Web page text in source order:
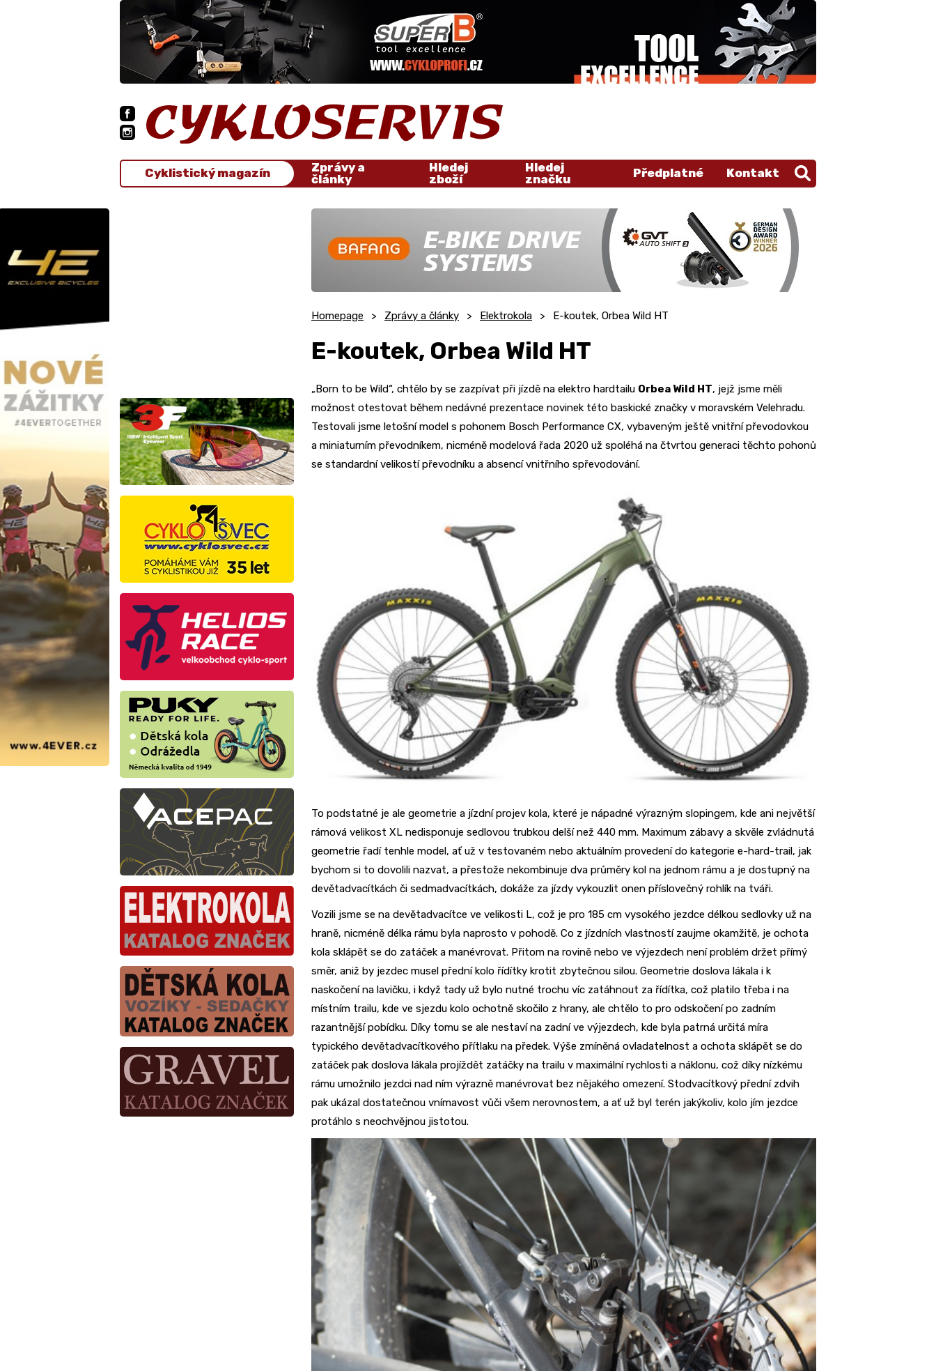
Cyklistický magazín
Zprávy a
články
Hledej
zboží
Hledej
značku
Předplatné Kontakt
Homepage Zprávy a články Elektrokola E-koutek, Orbea Wild HT
E-koutek, Orbea Wild HT
„Born to be Wild“, chtělo by se zazpívat při jízdě na elektro hardtailu Orbea Wild HT, jejž jsme měli
možnost otestovat během nedávné prezentace novinek této baskické značky v moravském Velehradu.
Testovali jsme letošní model s pohonem Bosch Performance CX, vybaveným ještě vnitřní převodovkou
a miniaturním převodníkem, nicméně modelová řada 2020 už spoléhá na čtvrtou generaci těchto pohonů
se standardní velikostí převodníku a absencí vnitřního spřevodování.
To podstatné je ale geometrie a jízdní projev kola, které je nápadné výrazným slopingem, kde ani největší
rámová velikost XL nedisponuje sedlovou trubkou delší než 440 mm. Maximum zábavy a skvěle zvládnutá
geometrie řadí tenhle model, ať už v testovaném nebo aktuálním provedení do kategorie e-hard-trail, jak
bychom si to dovolili nazvat, a přestože nekombinuje dva průměry kol na jednom rámu a je dostupný na
devětadvacítkách či sedmadvacítkách, dokáže za jízdy vykouzlit onen příslovečný rohlík na tváři.
Vozili jsme se na devětadvacítce ve velikosti L, což je pro 185 cm vysokého jezdce délkou sedlovky už na
hraně, nicméně délka rámu byla naprosto v pohodě. Co z jízdních vlastností zaujme okamžitě, je ochota
kola sklápět se do zatáček a manévrovat. Přitom na rovině nebo ve výjezdech není problém držet přímý
směr, aniž by jezdec musel přední kolo řídítky krotit zbytečnou silou. Geometrie doslova lákala i k
naskočení na lavičku, i když tady už bylo nutné trochu víc zatáhnout za řídítka, což platilo třeba i na
místním trailu, kde ve sjezdu kolo ochotně skočilo z hrany, ale chtělo to pro odskočení po zadním
razantnější pobídku. Díky tomu se ale nestaví na zadní ve výjezdech, kde byla patrná určitá míra
typického devětadvacítkového přítlaku na předek. Výše zmíněná ovladatelnost a ochota sklápět se do
zatáček pak doslova lákala projíždět zatáčky na trailu v maximální rychlosti a náklonu, což díky nízkému
rámu umožnilo jezdci nad ním výrazně manévrovat bez nějakého omezení. Stodvacítkový přední zdvih
pak ukázal dostatečnou vnímavost vůči všem nerovnostem, a ať už byl terén jakýkoliv, kolo jím jezdce
protáhlo s neochvějnou jistotou.